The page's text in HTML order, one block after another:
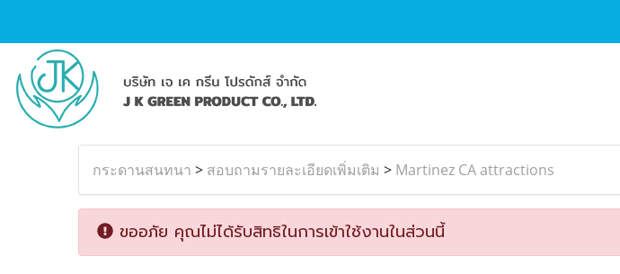
กระดานสนทนา > สอบถามรายละเอียดเพิ่มเติม > Martinez CA attractions
ขออภัย คุณไม่ได้รับสิทธิในการเข้าใช้งานในส่วนนี้